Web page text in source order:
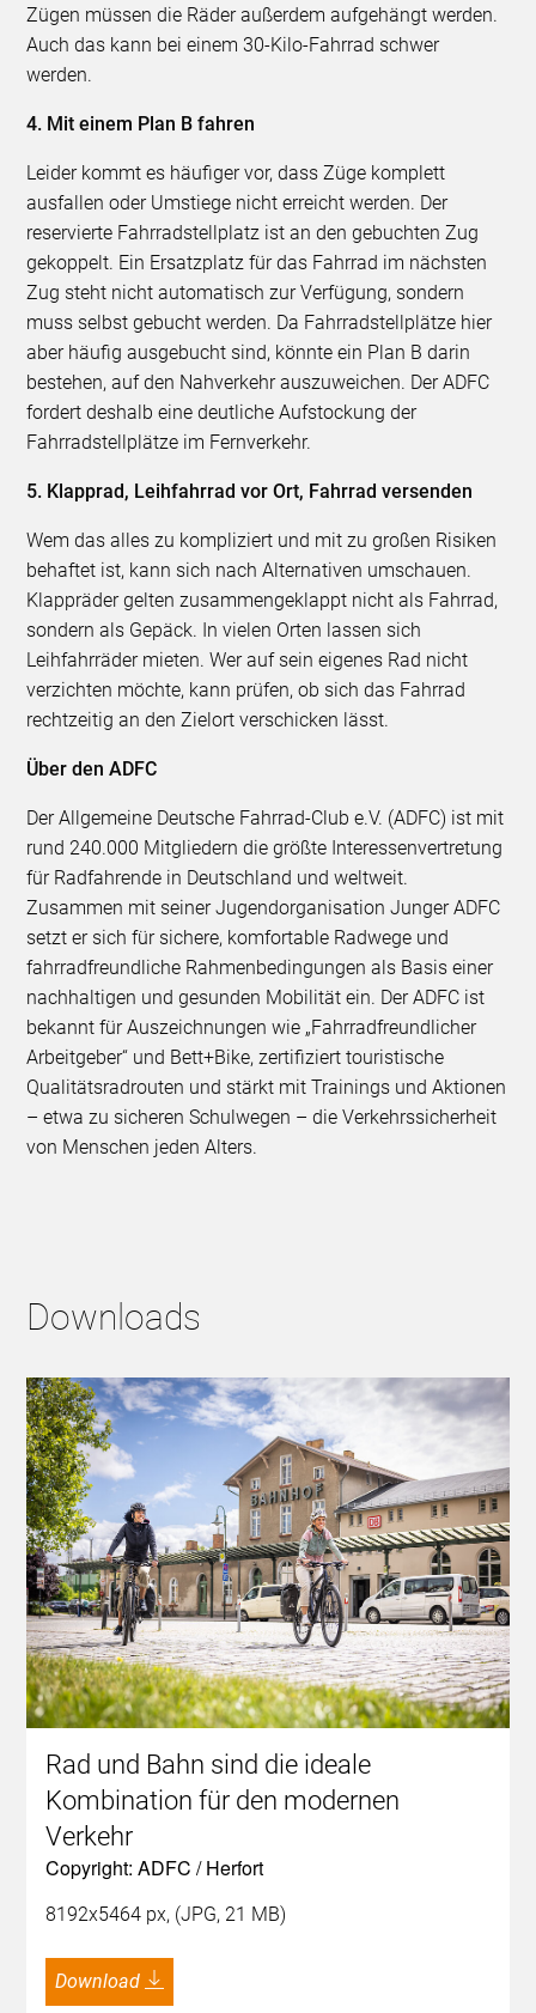
Zügen müssen die Räder außerdem aufgehängt werden.
Auch das kann bei einem 30-Kilo-Fahrrad schwer
werden.
4. Mit einem Plan B fahren
Leider kommt es häufiger vor, dass Züge komplett
ausfallen oder Umstiege nicht erreicht werden. Der
reservierte Fahrradstellplatz ist an den gebuchten Zug
gekoppelt. Ein Ersatzplatz für das Fahrrad im nächsten
Zug steht nicht automatisch zur Verfügung, sondern
muss selbst gebucht werden. Da Fahrradstellplätze hier
aber häufig ausgebucht sind, könnte ein Plan B darin
bestehen, auf den Nahverkehr auszuweichen. Der ADFC
fordert deshalb eine deutliche Aufstockung der
Fahrradstellplätze im Fernverkehr.
5. Klapprad, Leihfahrrad vor Ort, Fahrrad versenden
Wem das alles zu kompliziert und mit zu großen Risiken
behaftet ist, kann sich nach Alternativen umschauen.
Klappräder gelten zusammengeklappt nicht als Fahrrad,
sondern als Gepäck. In vielen Orten lassen sich
Leihfahrräder mieten. Wer auf sein eigenes Rad nicht
verzichten möchte, kann prüfen, ob sich das Fahrrad
rechtzeitig an den Zielort verschicken lässt.
Über den ADFC
Der Allgemeine Deutsche Fahrrad-Club e.V. (ADFC) ist mit
rund 240.000 Mitgliedern die größte Interessenvertretung
für Radfahrende in Deutschland und weltweit.
Zusammen mit seiner Jugendorganisation Junger ADFC
setzt er sich für sichere, komfortable Radwege und
fahrradfreundliche Rahmenbedingungen als Basis einer
nachhaltigen und gesunden Mobilität ein. Der ADFC ist
bekannt für Auszeichnungen wie „Fahrradfreundlicher
Arbeitgeber“ und Bett+Bike, zertifiziert touristische
Qualitätsradrouten und stärkt mit Trainings und Aktionen
– etwa zu sicheren Schulwegen – die Verkehrssicherheit
von Menschen jeden Alters.
Downloads
Rad und Bahn sind die ideale
Kombination für den modernen
Verkehr
Copyright: ADFC / Herfort
8192x5464 px, (JPG, 21 MB)
Download